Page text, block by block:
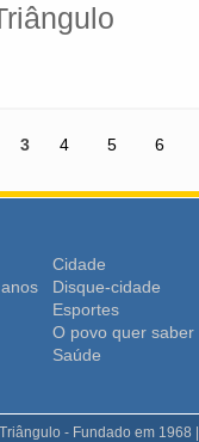
3 4 5 6
Cidade
Disque-cidade
Esportes
O povo quer saber
Saúde
- Fundado em